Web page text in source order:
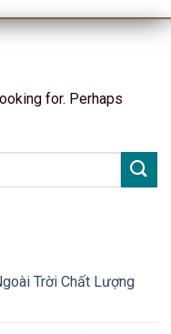
for. Perhaps
Trời Chất Lượng